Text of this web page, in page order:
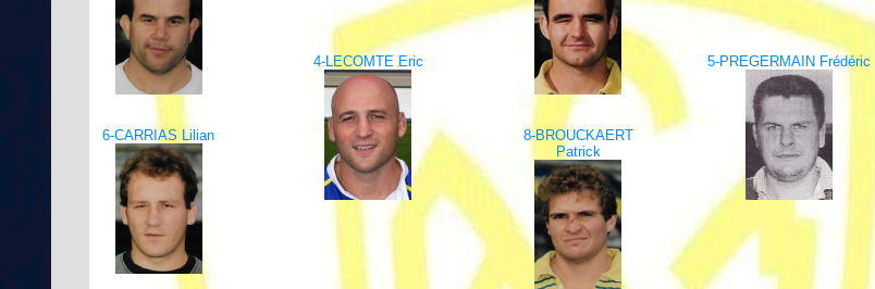
4-LECOMTE Eric 5-PREGERMAIN Frédéric
6-CARRIAS Lilian
8-BROUCKAERT
Patrick